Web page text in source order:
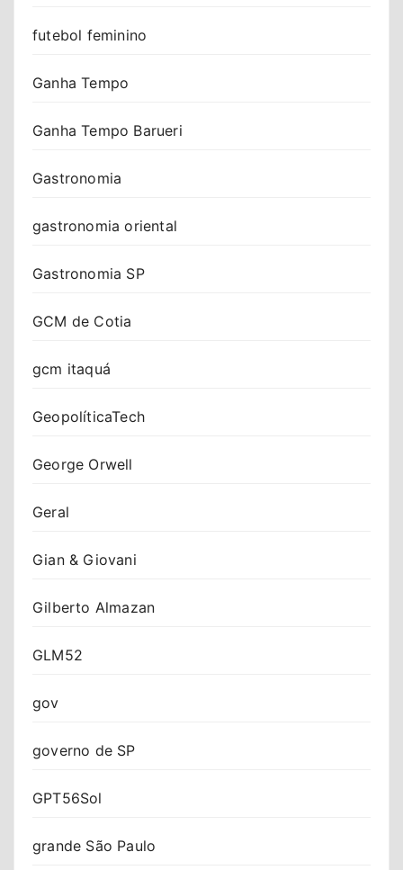
futebol feminino
Ganha Tempo
Ganha Tempo Barueri
Gastronomia
gastronomia oriental
Gastronomia SP
GCM de Cotia
gcm itaquá
GeopolíticaTech
George Orwell
Geral
Gian & Giovani
Gilberto Almazan
GLM52
gov
governo de SP
GPT56Sol
grande São Paulo